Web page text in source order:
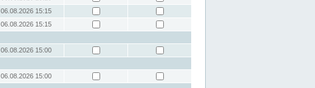
06.08.2026 15:15
06.08.2026 15:15
06.08.2026 15:00
06.08.2026 15:00